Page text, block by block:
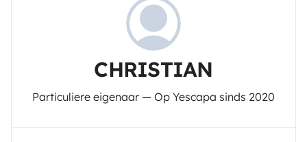
CHRISTIAN
Particuliere eigenaar — Op Yescapa sinds 2020